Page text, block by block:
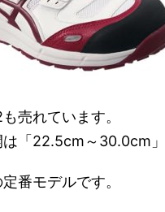
売れています。
「22.5cm～30.0cm」
番モデルです。